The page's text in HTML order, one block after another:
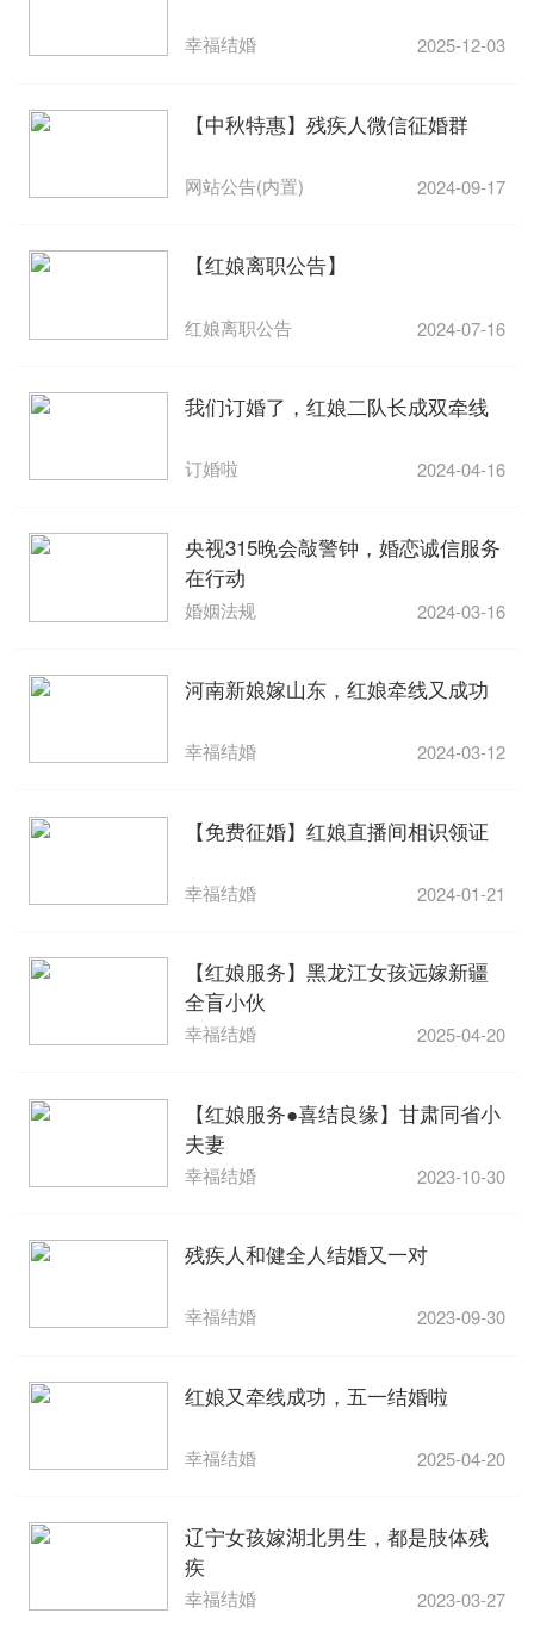
幸福结婚 2025-12-03
【中秋特惠】残疾人微信征婚群
网站公告(内置) 2024-09-17
【红娘离职公告】
红娘离职公告 2024-07-16
我们订婚了，红娘二队长成双牵线
订婚啦 2024-04-16
央视315晚会敲警钟，婚恋诚信服务
在行动
婚姻法规 2024-03-16
河南新娘嫁山东，红娘牵线又成功
幸福结婚 2024-03-12
【免费征婚】红娘直播间相识领证
幸福结婚 2024-01-21
【红娘服务】黑龙江女孩远嫁新疆
全盲小伙
幸福结婚 2025-04-20
【红娘服务●喜结良缘】甘肃同省小
夫妻
幸福结婚 2023-10-30
残疾人和健全人结婚又一对
幸福结婚 2023-09-30
红娘又牵线成功，五一结婚啦
幸福结婚 2025-04-20
辽宁女孩嫁湖北男生，都是肢体残
疾
幸福结婚 2023-03-27